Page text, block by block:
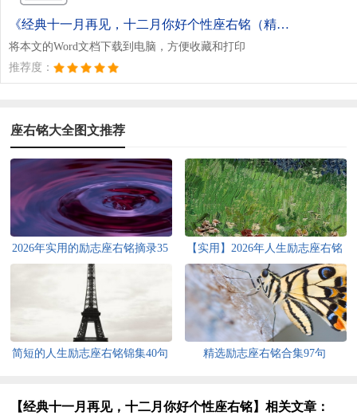
《经典十一月再见，十二月你好个性座右铭（精选80句）.doc》
将本文的Word文档下载到电脑，方便收藏和打印
推荐度：
座右铭大全图文推荐
2026年实用的励志座右铭摘录35
条
【实用】2026年人生励志座右铭
汇编75条
简短的人生励志座右铭锦集40句 精选励志座右铭合集97句
【经典十一月再见，十二月你好个性座右铭】相关文章：